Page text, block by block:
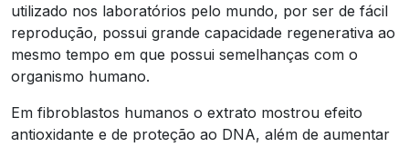
utilizado nos laboratórios pelo mundo, por ser de fácil
reprodução, possui grande capacidade regenerativa ao
mesmo tempo em que possui semelhanças com o
organismo humano.
Em fibroblastos humanos o extrato mostrou efeito
antioxidante e de proteção ao DNA, além de aumentar